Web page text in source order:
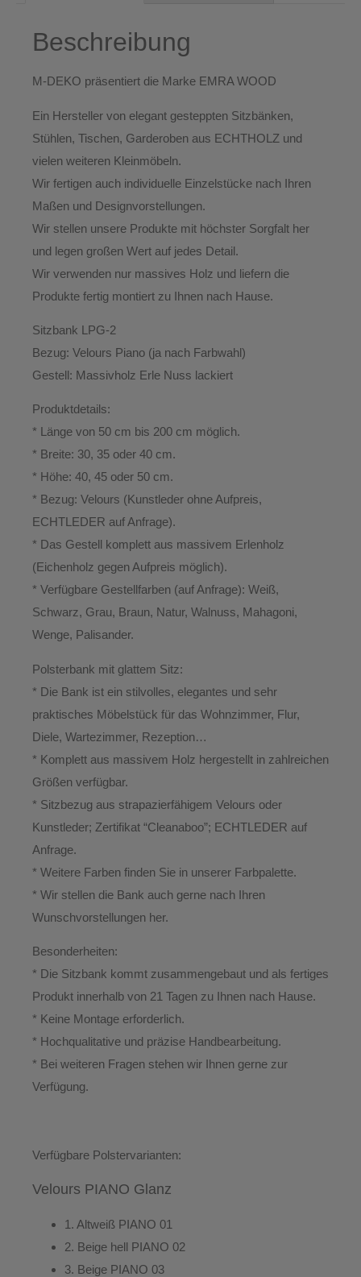
Beschreibung
M-DEKO präsentiert die Marke EMRA WOOD
Ein Hersteller von elegant gesteppten Sitzbänken,
Stühlen, Tischen, Garderoben aus ECHTHOLZ und
vielen weiteren Kleinmöbeln.
Wir fertigen auch individuelle Einzelstücke nach Ihren
Maßen und Designvorstellungen.
Wir stellen unsere Produkte mit höchster Sorgfalt her
und legen großen Wert auf jedes Detail.
Wir verwenden nur massives Holz und liefern die
Produkte fertig montiert zu Ihnen nach Hause.
Sitzbank LPG-2
Bezug: Velours Piano (ja nach Farbwahl)
Gestell: Massivholz Erle Nuss lackiert
Produktdetails:
* Länge von 50 cm bis 200 cm möglich.
* Breite: 30, 35 oder 40 cm.
* Höhe: 40, 45 oder 50 cm.
* Bezug: Velours (Kunstleder ohne Aufpreis,
ECHTLEDER auf Anfrage).
* Das Gestell komplett aus massivem Erlenholz
(Eichenholz gegen Aufpreis möglich).
* Verfügbare Gestellfarben (auf Anfrage): Weiß,
Schwarz, Grau, Braun, Natur, Walnuss, Mahagoni,
Wenge, Palisander.
Polsterbank mit glattem Sitz:
* Die Bank ist ein stilvolles, elegantes und sehr
praktisches Möbelstück für das Wohnzimmer, Flur,
Diele, Wartezimmer, Rezeption…
* Komplett aus massivem Holz hergestellt in zahlreichen
Größen verfügbar.
* Sitzbezug aus strapazierfähigem Velours oder
Kunstleder; Zertifikat “Cleanaboo”; ECHTLEDER auf
Anfrage.
* Weitere Farben finden Sie in unserer Farbpalette.
* Wir stellen die Bank auch gerne nach Ihren
Wunschvorstellungen her.
Besonderheiten:
* Die Sitzbank kommt zusammengebaut und als fertiges
Produkt innerhalb von 21 Tagen zu Ihnen nach Hause.
* Keine Montage erforderlich.
* Hochqualitative und präzise Handbearbeitung.
* Bei weiteren Fragen stehen wir Ihnen gerne zur
Verfügung.
Verfügbare Polstervarianten:
Velours PIANO Glanz
1. Altweiß PIANO 01
2. Beige hell PIANO 02
3. Beige PIANO 03